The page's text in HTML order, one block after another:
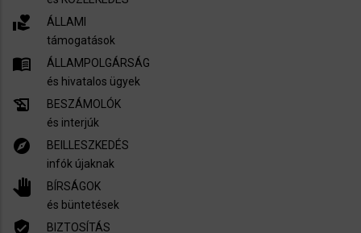
volunteer_activism
ÁLLAMI
támogatások
menu_book
ÁLLAMPOLGÁRSÁG
és hivatalos ügyek
history_edu
BESZÁMOLÓK
és interjúk
explore
BEILLESZKEDÉS
infók újaknak
pan_tool
BÍRSÁGOK
és büntetések
verified_user
BIZTOSÍTÁS